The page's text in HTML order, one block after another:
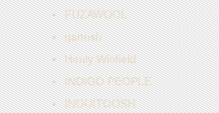
FUZAWOOL
ganesh
Hiraly Winfield
INDIGO PEOPLE
INOUITOOSH